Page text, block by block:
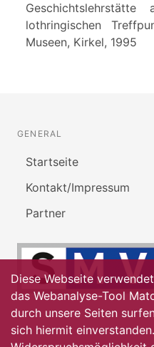
lothringischen
Museen, Kirkel, 1995
GENERAL
Startseite
Kontakt/Impressum
Partner
Diese Webseite
das Webanalyse-Tool
durch unsere Seiten
sich hiermit